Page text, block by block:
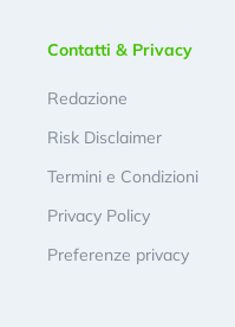
Contatti & Privacy
Redazione
Risk Disclaimer
Termini e Condizioni
Privacy Policy
Preferenze privacy